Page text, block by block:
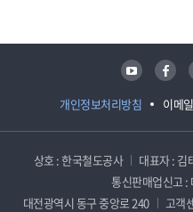
개인정보처리방침 이메
유튜브 페이스북
상호 : 한국철도공사 대표자 : 김
통신판매업신고 :
대전광역시 동구 중앙로 240
고객